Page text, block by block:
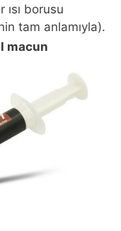
ısı borusu
tam anlamıyla).
macun